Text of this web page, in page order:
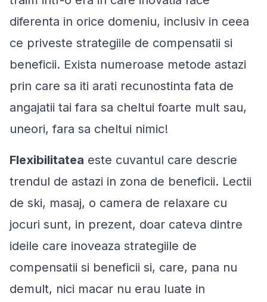
diferenta in orice domeniu, inclusiv in ceea
ce priveste strategiile de compensatii si
beneficii. Exista numeroase metode astazi
prin care sa iti arati recunostinta fata de
angajatii tai fara sa cheltui foarte mult sau,
uneori, fara sa cheltui nimic!
Flexibilitatea este cuvantul care descrie
trendul de astazi in zona de beneficii. Lectii
de ski, masaj, o camera de relaxare cu
jocuri sunt, in prezent, doar cateva dintre
ideile care inoveaza strategiile de
compensatii si beneficii si, care, pana nu
demult, nici macar nu erau luate in